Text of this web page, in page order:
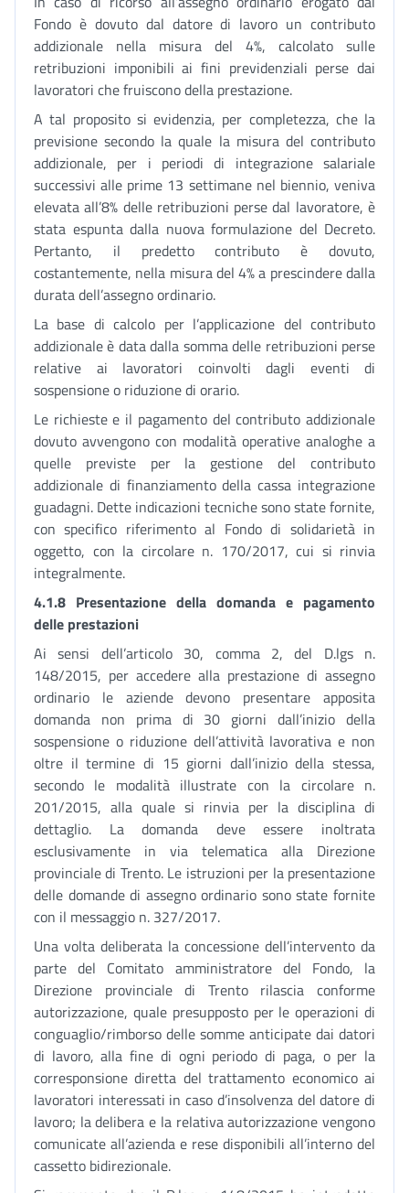
Fondo è dovuto dal datore di lavoro un contributo
addizionale nella misura del 4%, calcolato sulle
retribuzioni imponibili ai fini previdenziali perse dai
lavoratori che fruiscono della prestazione.
A tal proposito si evidenzia, per completezza, che la
previsione secondo la quale la misura del contributo
addizionale, per i periodi di integrazione salariale
successivi alle prime 13 settimane nel biennio, veniva
elevata all’8% delle retribuzioni perse dal lavoratore, è
stata espunta dalla nuova formulazione del Decreto.
Pertanto, il predetto contributo è dovuto,
costantemente, nella misura del 4% a prescindere dalla
durata dell’assegno ordinario.
La base di calcolo per l’applicazione del contributo
addizionale è data dalla somma delle retribuzioni perse
relative ai lavoratori coinvolti dagli eventi di
sospensione o riduzione di orario.
Le richieste e il pagamento del contributo addizionale
dovuto avvengono con modalità operative analoghe a
quelle previste per la gestione del contributo
addizionale di finanziamento della cassa integrazione
guadagni. Dette indicazioni tecniche sono state fornite,
con specifico riferimento al Fondo di solidarietà in
oggetto, con la circolare n. 170/2017, cui si rinvia
integralmente.
4.1.8 Presentazione della domanda e pagamento
delle prestazioni
Ai sensi dell’articolo 30, comma 2, del D.lgs n.
148/2015, per accedere alla prestazione di assegno
ordinario le aziende devono presentare apposita
domanda non prima di 30 giorni dall’inizio della
sospensione o riduzione dell’attività lavorativa e non
oltre il termine di 15 giorni dall’inizio della stessa,
secondo le modalità illustrate con la circolare n.
201/2015, alla quale si rinvia per la disciplina di
dettaglio. La domanda deve essere inoltrata
esclusivamente in via telematica alla Direzione
provinciale di Trento. Le istruzioni per la presentazione
delle domande di assegno ordinario sono state fornite
con il messaggio n. 327/2017.
Una volta deliberata la concessione dell’intervento da
parte del Comitato amministratore del Fondo, la
Direzione provinciale di Trento rilascia conforme
autorizzazione, quale presupposto per le operazioni di
conguaglio/rimborso delle somme anticipate dai datori
di lavoro, alla fine di ogni periodo di paga, o per la
corresponsione diretta del trattamento economico ai
lavoratori interessati in caso d’insolvenza del datore di
lavoro; la delibera e la relativa autorizzazione vengono
comunicate all’azienda e rese disponibili all’interno del
cassetto bidirezionale.